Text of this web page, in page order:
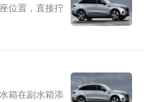
位置，直接拧
箱在副水箱添